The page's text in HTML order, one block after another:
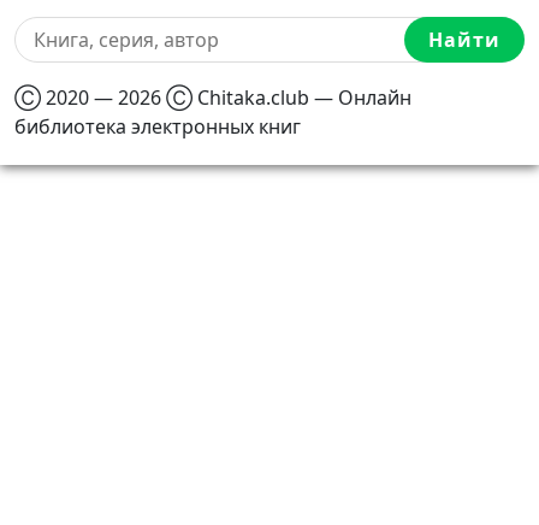
Найти
Ⓒ 2020 — 2026 Ⓒ Chitaka.club — Онлайн
библиотека электронных книг